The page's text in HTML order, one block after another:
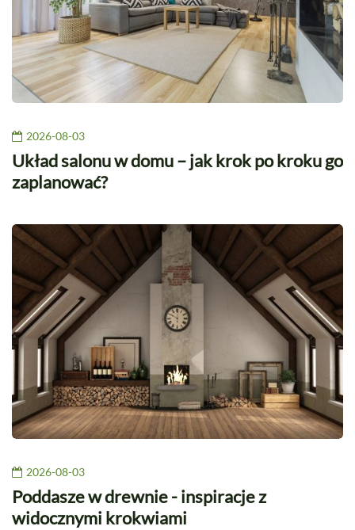
2026-08-03
Układ salonu w domu – jak krok po kroku go
zaplanować?
2026-08-03
Poddasze w drewnie - inspiracje z
widocznymi krokwiami